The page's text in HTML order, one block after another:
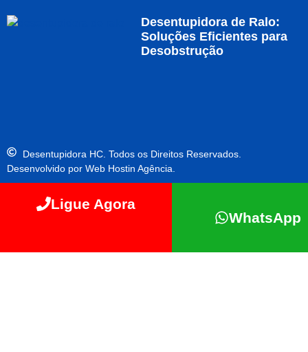
Desentupidora de Ralo:
Soluções Eficientes para
Desobstrução
Desentupidora HC. Todos os Direitos Reservados.
Desenvolvido por Web Hostin Agência.
Ligue Agora
WhatsApp